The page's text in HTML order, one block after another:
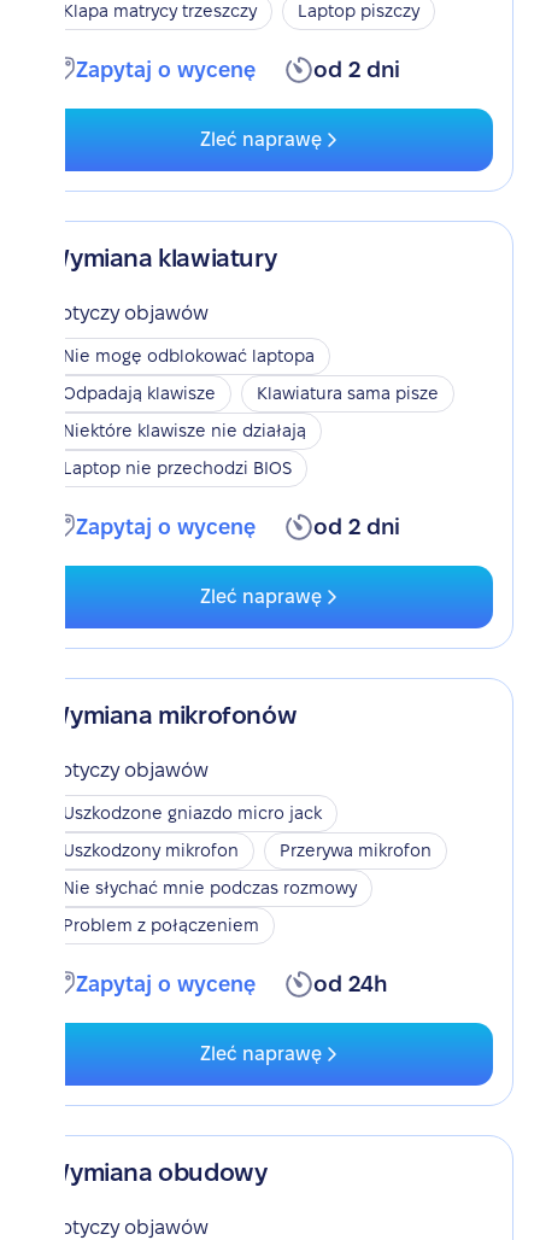
Klapa matrycy trzeszczy
Laptop piszczy
Zapytaj o wycenę od 2 dni
Zleć naprawę
Wymiana klawiatury
Dotyczy objawów
Nie mogę odblokować laptopa
Odpadają klawisze
Klawiatura sama pisze
Niektóre klawisze nie działają
Laptop nie przechodzi BIOS
Zapytaj o wycenę od 2 dni
Zleć naprawę
Wymiana mikrofonów
Dotyczy objawów
Uszkodzone gniazdo micro jack
Uszkodzony mikrofon
Przerywa mikrofon
Nie słychać mnie podczas rozmowy
Problem z połączeniem
Zapytaj o wycenę od 24h
Zleć naprawę
Wymiana obudowy
Dotyczy objawów